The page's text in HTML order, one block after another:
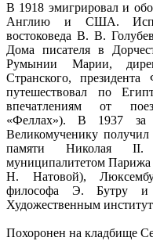
В 1918 эмигрировал и
Англию и США.
востоковеда В. В.
Дома писателя в
Румынии Марии,
Странского,
путешествовал по
впечатлениям от
«Феллах»). В 1937 за
Великомученику
памяти Николая II.
муниципалитетом
Н. Натовой),
философа Э. Бутру и
Художественным
Похоронен на кладбище